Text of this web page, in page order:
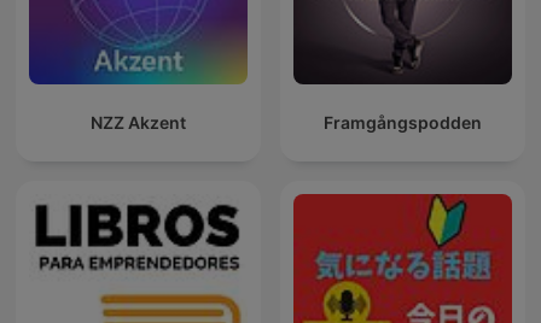
NZZ Akzent Framgångspodden